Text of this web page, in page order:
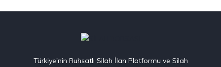
Türkiye'nin Ruhsatlı Silah İlan Platformu ve Silah